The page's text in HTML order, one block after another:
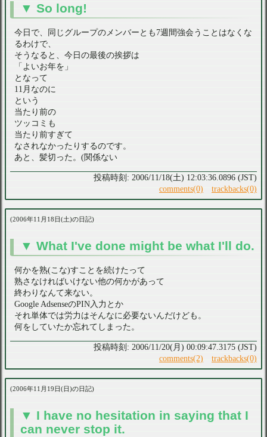
So long!
今日で、同じグループのメンバーとも7週間強会うことはなくな
るわけで、
そうなると、今日の最後の挨拶は
「よいお年を」
となって
11月なのに
という
当たり前の
ツッコミも
当たり前すぎて
なされなかったりするのです。
あと、髪切った。(関係ない
2006/11/18(土) 12:03:36.0896 (JST)
comments(0)
trackbacks(0)
2006年11月18日(土)の日記
What I've done might be what I'll do.
何かを熟(こな)すことを続けたって
熟さなければいけない他の何かがあって
終わりなんて来ない。
Google AdsenseのPIN入力とか
それ単体では労力はそんなに必要ないんだけども。
何をしていたか忘れてしまった。
2006/11/20(月) 00:09:47.3175 (JST)
comments(2)
trackbacks(0)
2006年11月19日(日)の日記
I have no hesitation in saying that I
can never stop it.